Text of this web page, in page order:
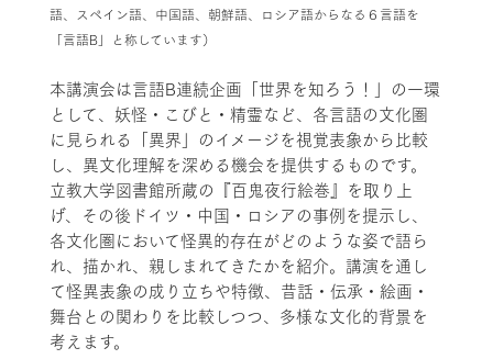
語、スペイン語、中国語、朝鮮語、ロシア語からなる６言語を
「言語B」と称しています）
本講演会は言語B連続企画「世界を知ろう！」の一環
として、妖怪・こびと・精霊など、各言語の文化圏
に見られる「異界」のイメージを視覚表象から比較
し、異文化理解を深める機会を提供するものです。
立教大学図書館所蔵の『百鬼夜行絵巻』を取り上
げ、その後ドイツ・中国・ロシアの事例を提示し、
各文化圏において怪異的存在がどのような姿で語ら
れ、描かれ、親しまれてきたかを紹介。講演を通し
て怪異表象の成り立ちや特徴、昔話・伝承・絵画・
舞台との関わりを比較しつつ、多様な文化的背景を
考えます。